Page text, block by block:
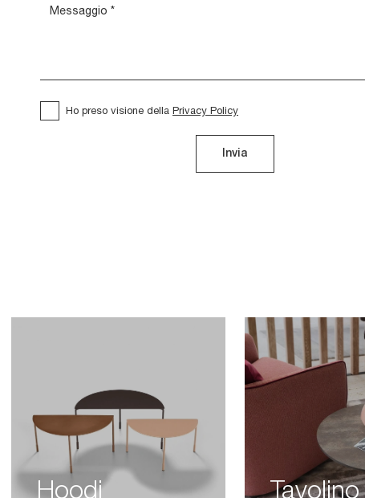
Ho preso visione della Privacy Policy
Invia
Hoodi